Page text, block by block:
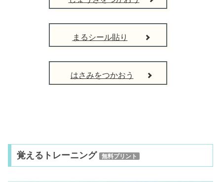
まるシール貼り
はさみをつかおう
覚えるトレーニング 無料プリント